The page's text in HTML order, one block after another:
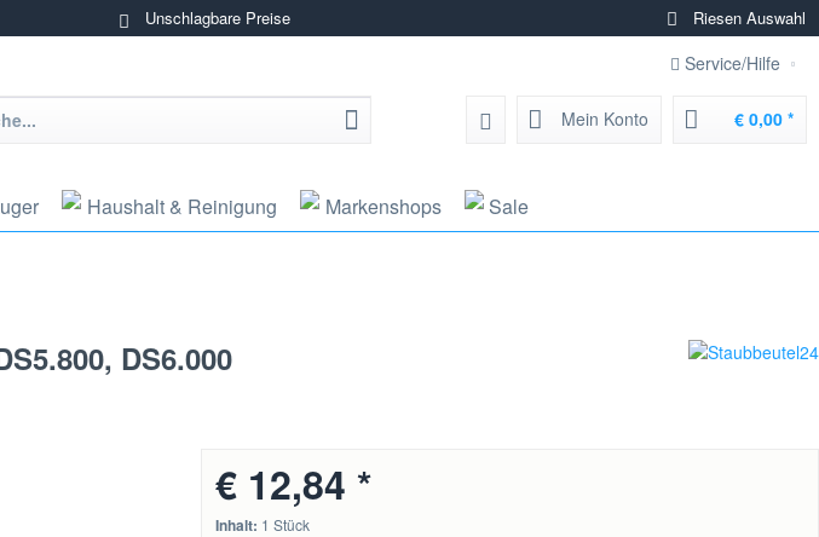
Unschlagbare Preise Riesen Auswahl
Service/Hilfe
Mein Konto € 0,00 *
Haushalt & Reinigung Markenshops Sale
DS6.000
€ 12,84 *
Inhalt: 1 Stück